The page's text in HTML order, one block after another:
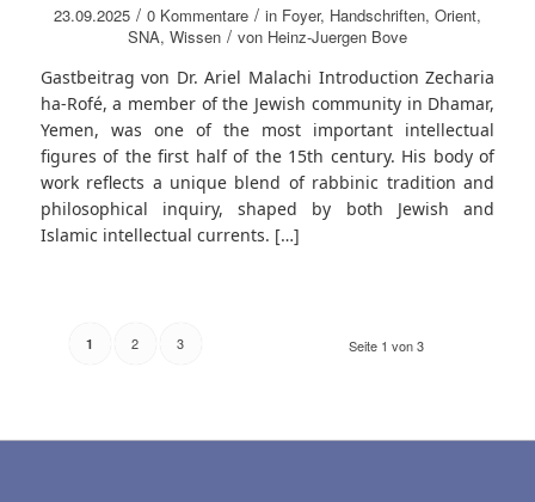
23.09.2025 / 0 Kommentare / in Foyer, Handschriften, Orient,
SNA, Wissen / von Heinz-Juergen Bove
Gastbeitrag von Dr. Ariel Malachi Introduction Zecharia
ha-Rofé, a member of the Jewish community in Dhamar,
Yemen, was one of the most important intellectual
figures of the first half of the 15th century. His body of
work reflects a unique blend of rabbinic tradition and
philosophical inquiry, shaped by both Jewish and
Islamic intellectual currents. […]
Seite 1 von 3
1 2 3